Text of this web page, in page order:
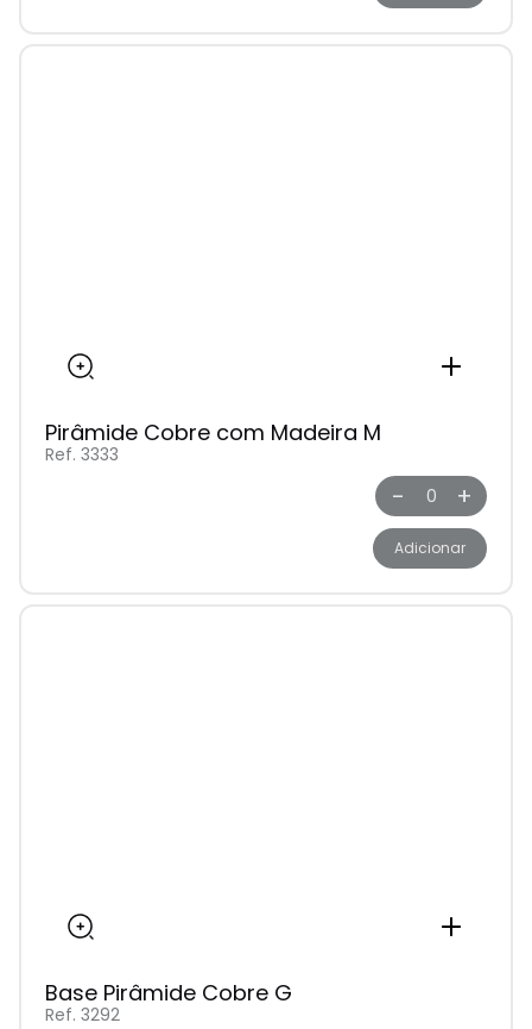
Pirâmide Cobre com Madeira M
Ref. 3333
- +
Adicionar
Base Pirâmide Cobre G
Ref. 3292